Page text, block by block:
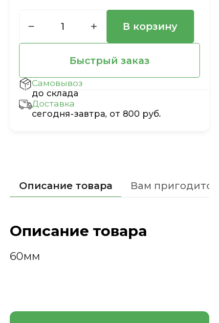
В корзину
Быстрый заказ
Самовывоз
до склада
Доставка
сегодня-завтра, от 800 руб.
Описание товара Вам пригодится
Описание товара
60мм